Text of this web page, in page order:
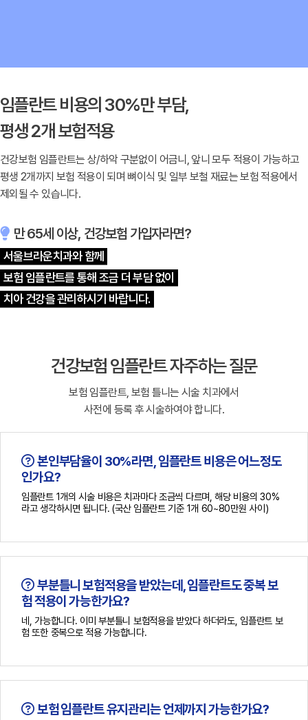
임플란트 비용의 30%만 부담,
평생 2개 보험적용
건강보험 임플란트는 상/하악 구분없이 어금니, 앞니 모두 적용이 가능하고
평생 2개까지 보험 적용이 되며 뼈이식 및 일부 보철 재료는 보험 적용에서
제외될 수 있습니다.
만 65세 이상, 건강보험 가입자라면?
서울브라운치과와 함께
보험 임플란트를 통해 조금 더 부담 없이
치아 건강을 관리하시기 바랍니다.
건강보험 임플란트 자주하는 질문
보험 임플란트, 보험 틀니는 시술 치과에서
사전에 등록 후 시술하여야 합니다.
본인부담율이 30%라면, 임플란트 비용은 어느정도
인가요?
임플란트 1개의 시술 비용은 치과마다 조금씩 다르며, 해당 비용의 30%
라고 생각하시면 됩니다. (국산 임플란트 기준 1개 60~80만원 사이)
부분틀니 보험적용을 받았는데, 임플란트도 중복 보
험 적용이 가능한가요?
네, 가능합니다. 이미 부분틀니 보험적용을 받았다 하더라도, 임플란트 보
험 또한 중복으로 적용 가능합니다.
보험 임플란트 유지관리는 언제까지 가능한가요?